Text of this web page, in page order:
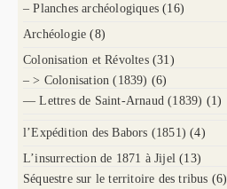
– Planches archéologiques (16)
Archéologie (8)
Colonisation et Révoltes (31)
– > Colonisation (1839) (6)
— Lettres de Saint-Arnaud (1839) (1)
l’Expédition des Babors (1851) (4)
L’insurrection de 1871 à Jijel (13)
Séquestre sur le territoire des tribus (6)